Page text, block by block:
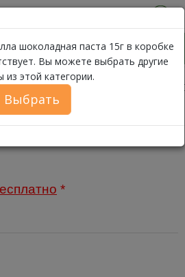
0
Сладости Сладости Шоколадная
шоколадная паста 15г в коробке
Вы можете выбрать другие
из этой категории.
Выбрать
шоколадная
по 120шт
*